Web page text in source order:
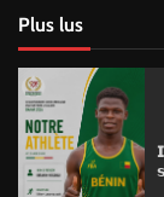
Plus lus